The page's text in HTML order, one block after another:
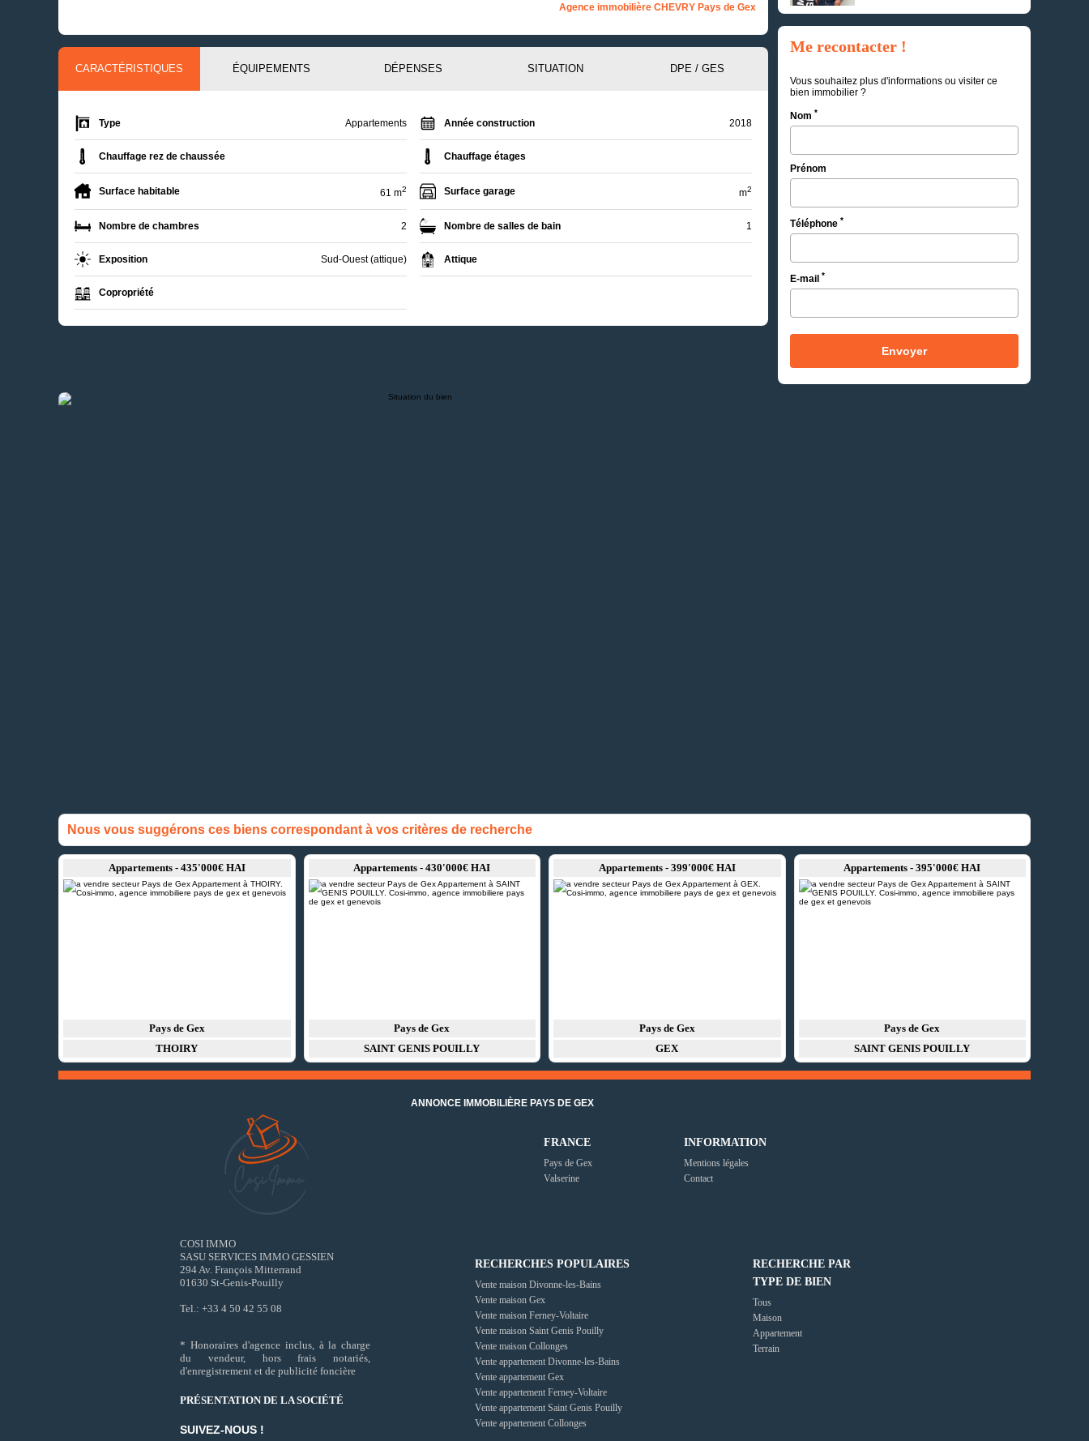
Agence immobilière CHEVRY Pays de Gex
CARACTÉRISTIQUES ÉQUIPEMENTS DÉPENSES SITUATION DPE / GES
Type Appartements Année construction 2018
Chauffage rez de chaussée Chauffage étages
Surface habitable 61 m2 Surface garage m2
Nombre de chambres 2 Nombre de salles de bain 1
Exposition Sud-Ouest (attique) Attique
Copropriété
Me recontacter !
Vous souhaitez plus d'informations ou visiter ce
bien immobilier ?
Nom *
Prénom
Téléphone *
E-mail *
Envoyer
Nous vous suggérons ces biens correspondant à vos critères de recherche
Appartements - 435'000€ HAI
Pays de Gex
THOIRY
Appartements - 430'000€ HAI
Pays de Gex
SAINT GENIS POUILLY
Appartements - 399'000€ HAI
Pays de Gex
GEX
Appartements - 395'000€ HAI
Pays de Gex
SAINT GENIS POUILLY
COSI IMMO
SASU SERVICES IMMO GESSIEN
294 Av. François Mitterrand
01630 St-Genis-Pouilly
Tel.: +33 4 50 42 55 08
* Honoraires d'agence inclus, à la charge
du vendeur, hors frais notariés,
d'enregistrement et de publicité foncière
PRÉSENTATION DE LA SOCIÉTÉ
SUIVEZ-NOUS !
ANNONCE IMMOBILIÈRE PAYS DE GEX
FRANCE
Pays de Gex
Valserine
INFORMATION
Mentions légales
Contact
RECHERCHES POPULAIRES
Vente maison Divonne-les-Bains
Vente maison Gex
Vente maison Ferney-Voltaire
Vente maison Saint Genis Pouilly
Vente maison Collonges
Vente appartement Divonne-les-Bains
Vente appartement Gex
Vente appartement Ferney-Voltaire
Vente appartement Saint Genis Pouilly
Vente appartement Collonges
RECHERCHE PAR
TYPE DE BIEN
Tous
Maison
Appartement
Terrain